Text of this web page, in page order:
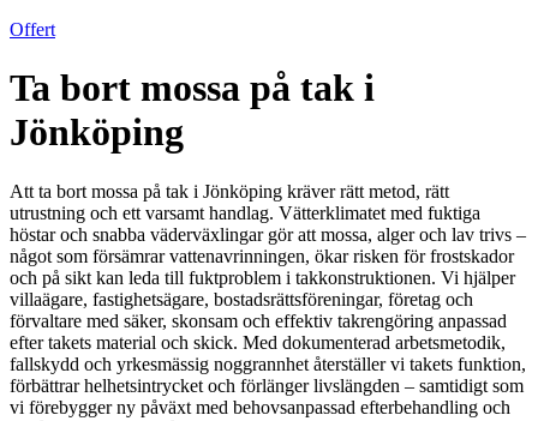
Offert
Ta bort mossa på tak i
Jönköping
Att ta bort mossa på tak i Jönköping kräver rätt metod, rätt
utrustning och ett varsamt handlag. Vätterklimatet med fuktiga
höstar och snabba väderväxlingar gör att mossa, alger och lav trivs –
något som försämrar vattenavrinningen, ökar risken för frostskador
och på sikt kan leda till fuktproblem i takkonstruktionen. Vi hjälper
villaägare, fastighetsägare, bostadsrättsföreningar, företag och
förvaltare med säker, skonsam och effektiv takrengöring anpassad
efter takets material och skick. Med dokumenterad arbetsmetodik,
fallskydd och yrkesmässig noggrannhet återställer vi takets funktion,
förbättrar helhetsintrycket och förlänger livslängden – samtidigt som
vi förebygger ny påväxt med behovsanpassad efterbehandling och